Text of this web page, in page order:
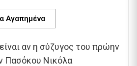
Αγαπημένα
αν η σύζυγος του πρώην
Πασόκου Νικόλα